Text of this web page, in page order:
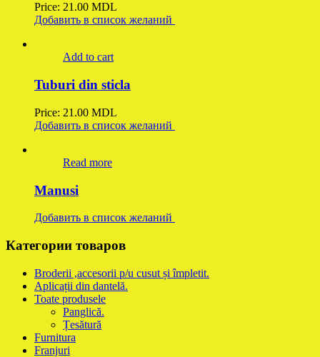
Price: 21.00 MDL
Добавить в список желаний
Add to cart
Tuburi din sticla
Price: 21.00 MDL
Добавить в список желаний
Read more
Manusi
Добавить в список желаний
Категории товаров
Broderii ,accesorii p/u cusut și împletit.
Aplicații din dantelă.
Toate produsele
Panglică.
Țesătură
Furnitura
Franjuri